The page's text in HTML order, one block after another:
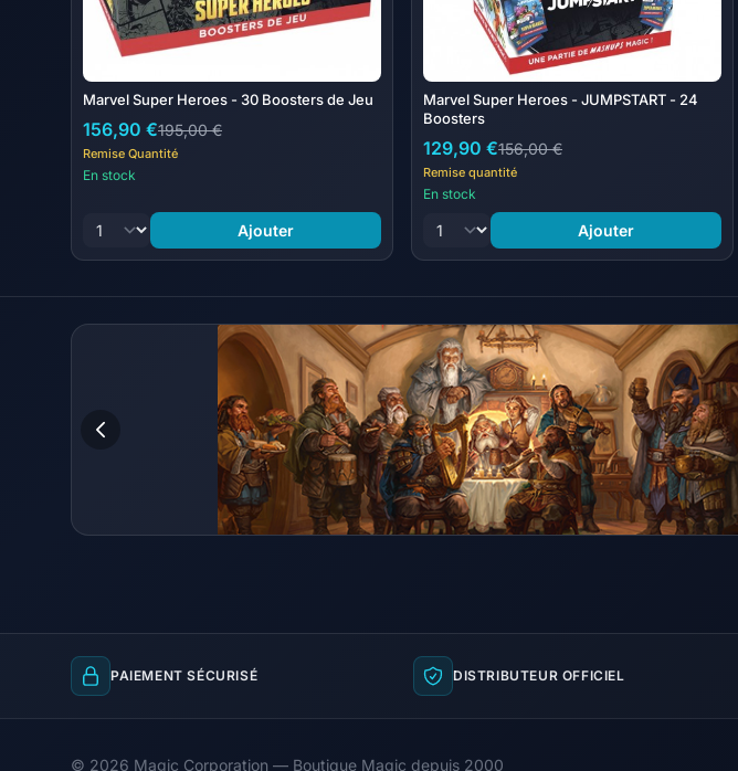
Marvel Super Heroes - 30 Boosters de Jeu
156,90 €195,00 €
Remise Quantité
En stock
Ajouter
Marvel Super Heroes - JUMPSTART - 24
Boosters
129,90 €156,00 €
Remise quantité
En stock
Ajouter
PAIEMENT SÉCURISÉ DISTRIBUTEUR OFFICIEL
© 2026 Magic Corporation — Boutique Magic depuis 2000